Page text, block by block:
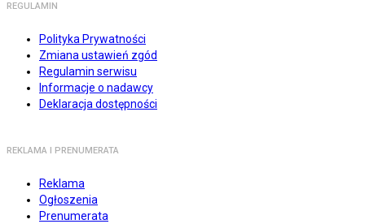
REGULAMIN
Polityka Prywatności
Zmiana ustawień zgód
Regulamin serwisu
Informacje o nadawcy
Deklaracja dostępności
REKLAMA I PRENUMERATA
Reklama
Ogłoszenia
Prenumerata